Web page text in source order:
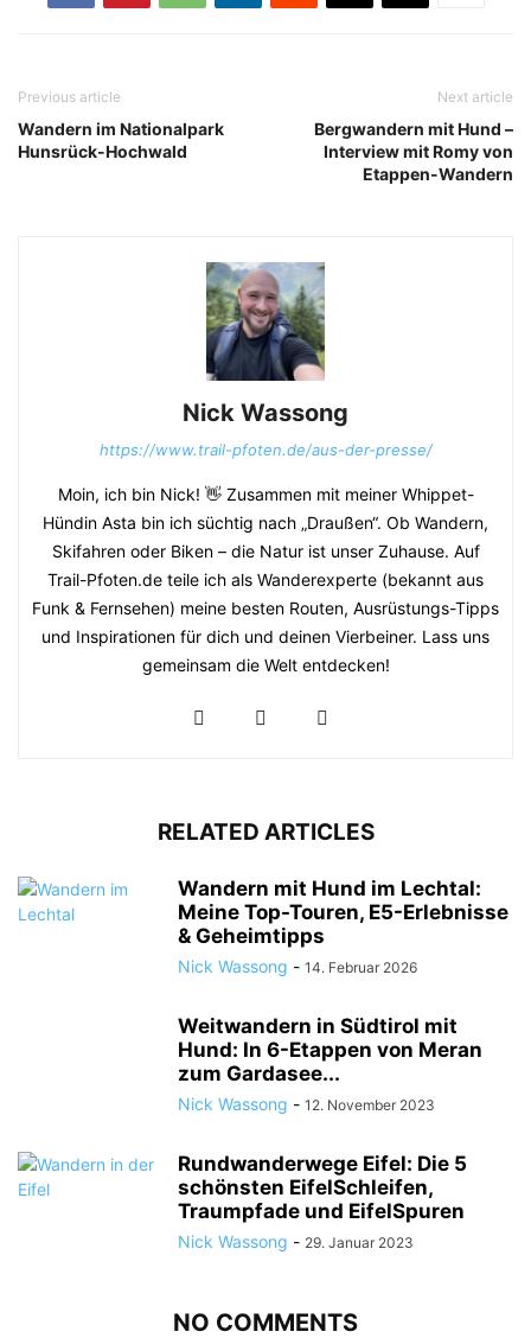
Previous article
Wandern im Nationalpark
Hunsrück-Hochwald
Next article
Bergwandern mit Hund –
Interview mit Romy von
Etappen-Wandern
Nick Wassong
https://www.trail-pfoten.de/aus-der-presse/
Moin, ich bin Nick! 👋 Zusammen mit meiner Whippet-
Hündin Asta bin ich süchtig nach „Draußen“. Ob Wandern,
Skifahren oder Biken – die Natur ist unser Zuhause. Auf
Trail-Pfoten.de teile ich als Wanderexperte (bekannt aus
Funk & Fernsehen) meine besten Routen, Ausrüstungs-Tipps
und Inspirationen für dich und deinen Vierbeiner. Lass uns
gemeinsam die Welt entdecken!
RELATED ARTICLES
Wandern mit Hund im Lechtal:
Meine Top-Touren, E5-Erlebnisse
& Geheimtipps
Nick Wassong - 14. Februar 2026
Weitwandern in Südtirol mit
Hund: In 6-Etappen von Meran
zum Gardasee...
Nick Wassong - 12. November 2023
Rundwanderwege Eifel: Die 5
schönsten EifelSchleifen,
Traumpfade und EifelSpuren
Nick Wassong - 29. Januar 2023
NO COMMENTS